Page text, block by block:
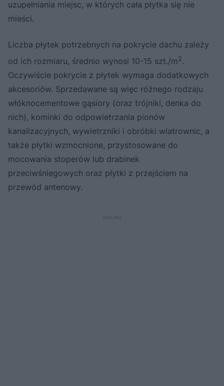
uzupełniania miejsc, w których cała płytka się nie
mieści.
Liczba płytek potrzebnych na pokrycie dachu zależy
od ich rozmiaru, średnio wynosi 10-15 szt./m2.
Oczywiście pokrycie z płytek wymaga dodatkowych
akcesoriów. Sprzedawane są więc różnego rodzaju
włóknocementowe gąsiory (oraz trójniki, denka do
nich), kominki do odpowietrzania pionów
kanalizacyjnych, wywietrzniki i obróbki wiatrownic, a
także płytki wzmocnione, przystosowane do
mocowania stoperów lub drabinek
przeciwśniegowych oraz płytki z przejściem na
przewód antenowy.